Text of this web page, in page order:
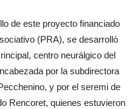
de este proyecto financiado
(PRA), se desarrolló
centro neurálgico del
por la subdirectora
y por el seremi de
Rencoret, quienes estuvieron